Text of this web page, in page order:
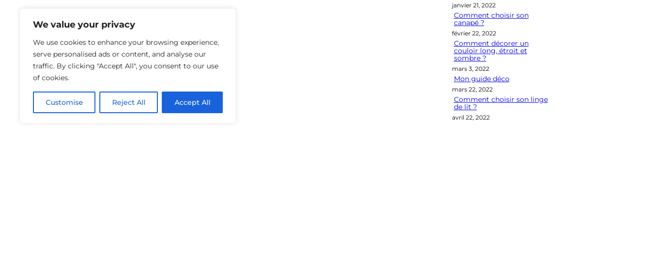
We value your privacy
We use cookies to enhance your browsing experience,
serve personalised ads or content, and analyse our
traffic. By clicking "Accept All", you consent to our use
of cookies.
Customise Reject All Accept All
c
h
e
r
janvier 21, 2022
Comment choisir son
canapé ?
février 22, 2022
Comment décorer un
couloir long, étroit et
sombre ?
mars 3, 2022
Mon guide déco
mars 22, 2022
Comment choisir son linge
de lit ?
avril 22, 2022